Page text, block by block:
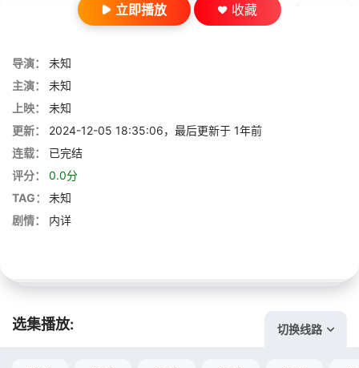
立即播放 收藏
导演：
未知
主演：
未知
上映：
未知
更新：
2024-12-05 18:35:06，最后更新于 1年前
连载：
已完结
评分：
0.0分
TAG：
未知
剧情：
内详
选集播放: 切换线路